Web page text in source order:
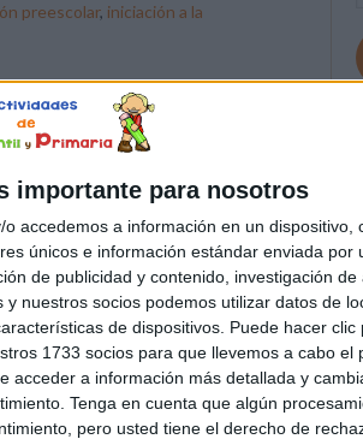
importante para nosotros
o accedemos a información en un dispositivo,
únicos e información estándar enviada por
de publicidad y contenido, investigación de
nuestros socios podemos utilizar datos de
de dispositivos. Puede hacer clic
1733 socios para que llevemos a cabo el
acceder a información más detallada y
Tenga en cuenta que algún
pero usted tiene el derecho de
preescolar, iniciación a la
DEJA UN COMENTARIO
por
metodología secuencial
y leer sílabas de
en palabras
se presentan ejercicios
de sílabas, su
a partir de ellas. De